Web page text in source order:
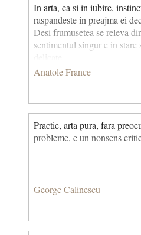
In arta, ca si in iubire,
raspandeste in preajma ei
Desi frumusetea se releva
sentimentul singur e in
Anatole France
Practic, arta pura, fara
probleme, e un nonsens
George Calinescu